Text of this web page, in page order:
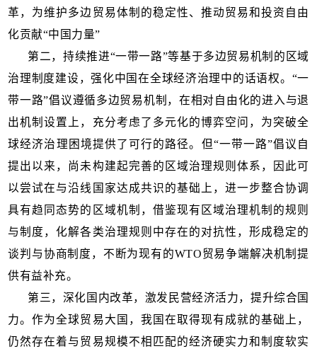
革，为维护多边贸易体制的稳定性、推动贸易和投资自由
化贡献“中国力量”
第二，持续推进“一带一路”等基于多边贸易机制的区域
治理制度建设，强化中国在全球经济治理中的话语权。“一
带一路”倡议遵循多边贸易机制，在相对自由化的进入与退
出机制设置上，充分考虑了多元化的博弈空问，为突破全
球经济治理困境提供了可行的路径。但“一带一路”倡议自
提出以来，尚未构建起完善的区域治理规则体系，因此可
以尝试在与沿线国家达成共识的基础上，进一步整合协调
具有趋同态势的区域机制，借鉴现有区域治理机制的规则
与制度，化解各类治理规则中存在的对抗性，形成稳定的
谈判与协商制度，不断为现有的WTO贸易争端解决机制提
供有益补充。
第三，深化国内改革，激发民营经济活力，提升综合国
力。作为全球贸易大国，我国在取得现有成就的基础上，
仍然存在着与贸易规模不相匹配的经济硬实力和制度软实